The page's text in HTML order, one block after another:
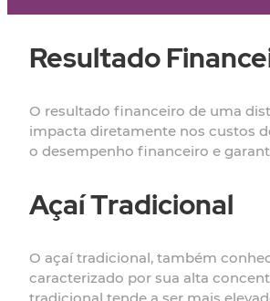
Resultado
O resultado financeiro de uma
impacta diretamente nos custos
o desempenho financeiro e
Açaí Tradicional
O açaí tradicional, também
caracterizado por sua alta
tradicional tende a ser mais